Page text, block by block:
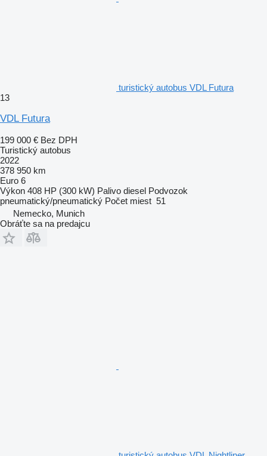
turistický autobus VDL Futura
13
VDL Futura
199 000 € Bez DPH
Turistický autobus
2022
378 950 km
Euro 6
Výkon 408 HP (300 kW) Palivo diesel Podvozok
pneumatický/pneumatický Počet miest 51
Nemecko, Munich
Obráťte sa na predajcu